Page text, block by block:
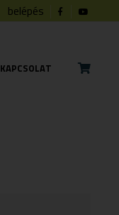
belépés
KAPCSOLAT